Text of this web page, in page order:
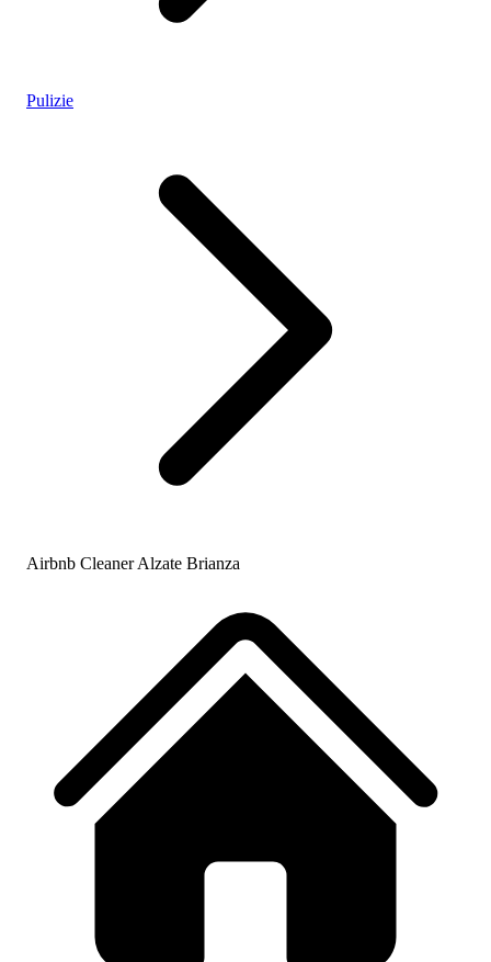
Pulizie
Airbnb Cleaner Alzate Brianza